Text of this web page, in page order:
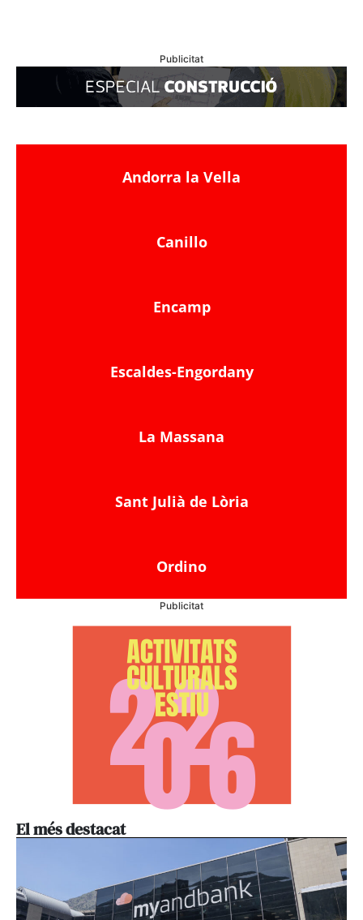
Publicitat
Andorra la Vella
Canillo
Encamp
Escaldes-Engordany
La Massana
Sant Julià de Lòria
Ordino
Publicitat
El més destacat